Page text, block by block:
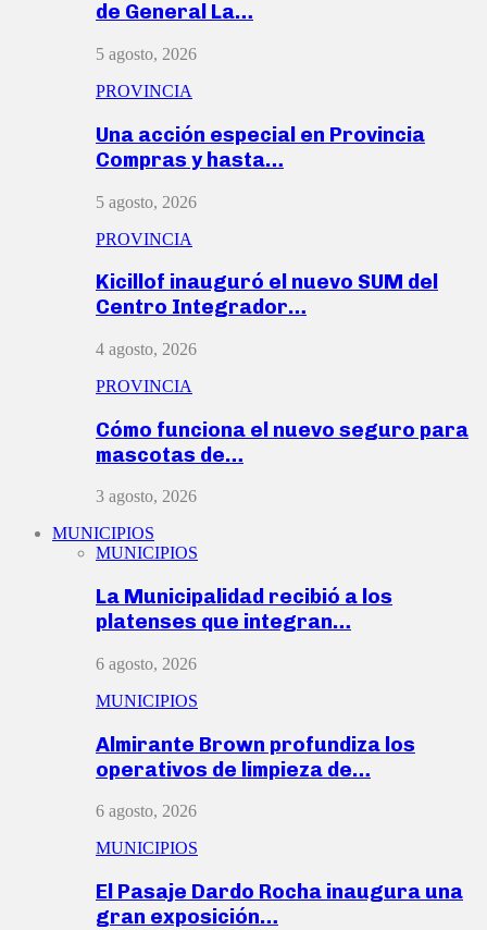
de General La…
5 agosto, 2026
PROVINCIA
Una acción especial en Provincia
Compras y hasta…
5 agosto, 2026
PROVINCIA
Kicillof inauguró el nuevo SUM del
Centro Integrador…
4 agosto, 2026
PROVINCIA
Cómo funciona el nuevo seguro para
mascotas de…
3 agosto, 2026
MUNICIPIOS
MUNICIPIOS
La Municipalidad recibió a los
platenses que integran…
6 agosto, 2026
MUNICIPIOS
Almirante Brown profundiza los
operativos de limpieza de…
6 agosto, 2026
MUNICIPIOS
El Pasaje Dardo Rocha inaugura una
gran exposición…